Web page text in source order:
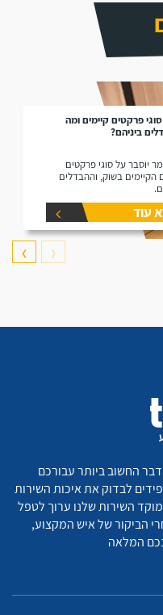
סוגי פרקטים קיימים ומה
ביניהם?
יוסבר על סוגי פרקטים
הקיימים בשוק, וההבדלים
עוד
❮
❯
החשוב ביותר עבורכם
לבדוק את איכות השירות
השירות שלנו ערוך לטפל
הביקור של איש המקצוע,
המלאה